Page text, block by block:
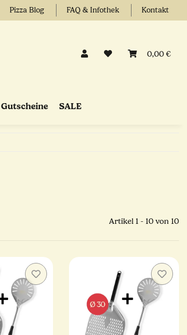
Pizza Blog FAQ & Infothek Kontakt
0,00 €
Gutscheine SALE
Artikel 1 - 10 von 10